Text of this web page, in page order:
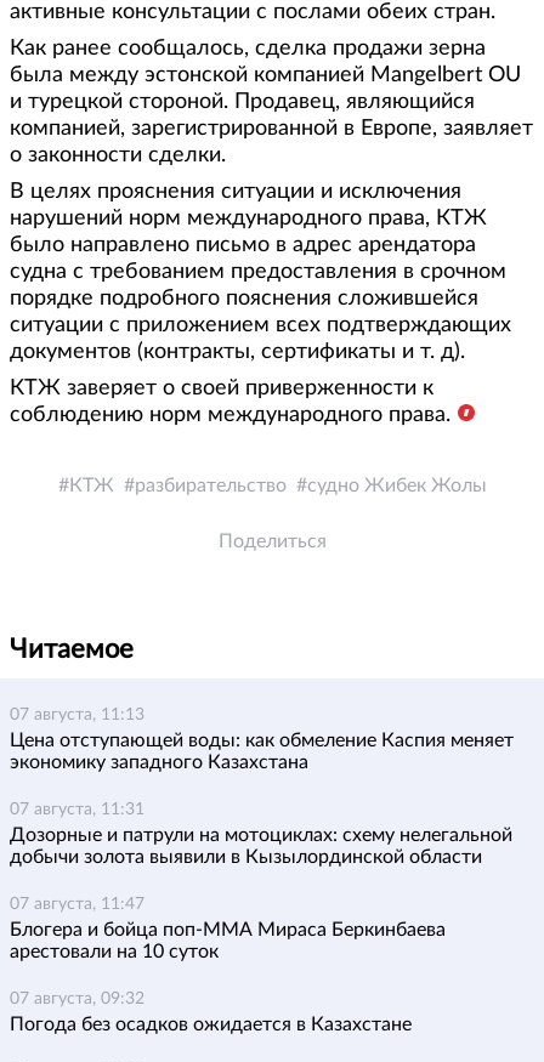
активные консультации с послами обеих стран.
Как ранее сообщалось, сделка продажи зерна
была между эстонской компанией Mangelbert OU
и турецкой стороной. Продавец, являющийся
компанией, зарегистрированной в Европе, заявляет
о законности сделки.
В целях прояснения ситуации и исключения
нарушений норм международного права, КТЖ
было направлено письмо в адрес арендатора
судна с требованием предоставления в срочном
порядке подробного пояснения сложившейся
ситуации с приложением всех подтверждающих
документов (контракты, сертификаты и т. д).
КТЖ заверяет о своей приверженности к
соблюдению норм международного права.
КТЖ разбирательство судно Жибек Жолы
Поделиться
Читаемое
07 августа, 11:13
Цена отступающей воды: как обмеление Каспия меняет
экономику западного Казахстана
07 августа, 11:31
Дозорные и патрули на мотоциклах: схему нелегальной
добычи золота выявили в Кызылординской области
07 августа, 11:47
Блогера и бойца поп-ММА Мираса Беркинбаева
арестовали на 10 суток
07 августа, 09:32
Погода без осадков ожидается в Казахстане